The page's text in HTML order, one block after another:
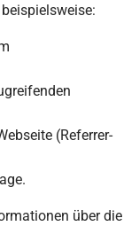
(Referrer-
über die